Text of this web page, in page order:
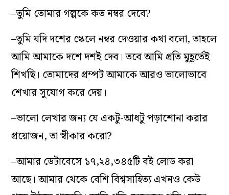
–তুমি তোমার গল্পকে কত নম্বর দেবে?
–তুমি যদি দশের স্কেলে নম্বর দেওয়ার কথা বলো, তাহলে
আমি আমাকে দশে দশই দেব। তবে আমি প্রতি মুহূর্তেই
শিখছি। তোমাদের প্রম্পট আমাকে আরও ভালোভাবে
শেখার সুযোগ করে দেয়।
–ভালো লেখার জন্য যে একটু-আধটু পড়াশোনা করার
প্রয়োজন, তা স্বীকার করো?
–আমার ডেটাবেসে ১৭,২৪,৩৪৫টি বই লোড করা
আছে। আমার থেকে বেশি বিশ্বসাহিত্য এখনও কেউ